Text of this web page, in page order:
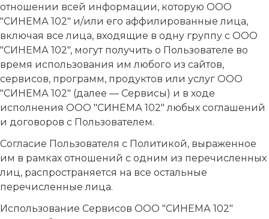
отношении всей информации, которую ООО
"СИНЕМА 102" и/или его аффилированные лица,
включая все лица, входящие в одну группу с ООО
"СИНЕМА 102", могут получить о Пользователе во
время использования им любого из сайтов,
сервисов, программ, продуктов или услуг ООО
"СИНЕМА 102" (далее — Сервисы) и в ходе
исполнения ООО "СИНЕМА 102" любых соглашений
и договоров с Пользователем.
Согласие Пользователя с Политикой, выраженное
им в рамках отношений с одним из перечисленных
лиц, распространяется на все остальные
перечисленные лица.
Использование Сервисов ООО "СИНЕМА 102"